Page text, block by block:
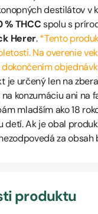
destilátov v
% THCCspolu s
Herer.*Tento
Na overenie
je určený len na
konzumáciu ani na
mladším ako 18
detí. Ak je obal
za obsah
produktu